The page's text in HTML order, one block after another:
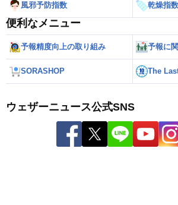
風邪予防指数 乾燥指数
便利なメニュー
予報精度向上の取り組み 予報に
SORASHOP The
ウェザーニュース公式SNS